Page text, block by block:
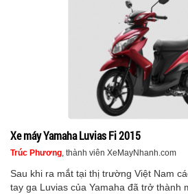
Xe máy Yamaha Luvias Fi 2015
Trúc Phương, thành viên XeMayNhanh.com
Sau khi ra mắt tại thị trường Việt Nam
tay ga Luvias của Yamaha đã trở thành